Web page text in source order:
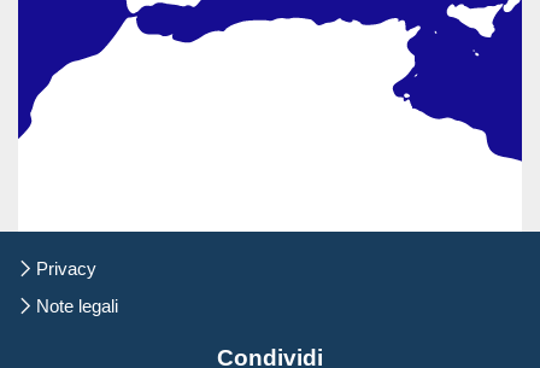
Salta
la
navigazione
Privacy
Note legali
Condividi